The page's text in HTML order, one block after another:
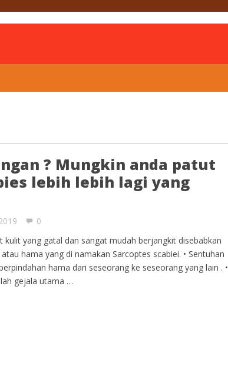
? Mungkin anda patut
lebih lebih lagi yang
0
kulit yang gatal dan sangat mudah berjangkit disebabkan
hama yang di namakan Sarcoptes scabiei. • Sentuhan
hama dari seseorang ke seseorang yang lain . •
gejala utama …